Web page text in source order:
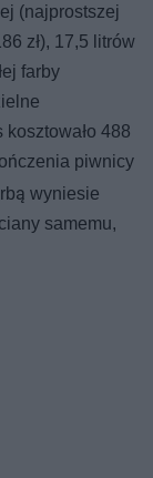
(najprostszej
zł), 17,5 litrów
farby
488
piwnicy
wyniesie
samemu,